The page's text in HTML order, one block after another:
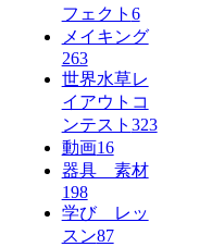
フェクト 6
メイキング
263
世界水草レ
イアウトコ
ンテスト 323
動画16
器具 素材
198
学び レッ
スン87